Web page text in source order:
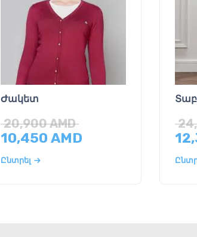
Ժակետ
20,900AMD
10,450 AMD
Ընտրել